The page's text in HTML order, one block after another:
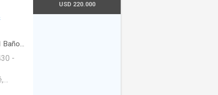
Baño·
·
-
USD 220.000